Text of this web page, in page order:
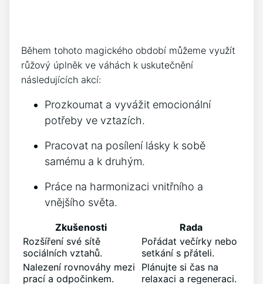
Během tohoto magického období můžeme využít
⁢růžový úplněk ve váhách k⁢ uskutečnění
následujících akcí:
Prozkoumat a vyvážit emocionální
potřeby ve vztazích.
Pracovat na posílení ​lásky⁣ k sobě
⁢samému a k ⁣druhým.
Práce na harmonizaci vnitřního a⁤
vnějšího světa.
Zkušenosti
Rada
Rozšíření své sítě‍
sociálních vztahů.
Pořádat večírky nebo‍
setkání s ⁣přáteli.
Nalezení ⁤rovnováhy mezi⁤
prací a⁤ odpočinkem.
Plánujte si ⁢čas⁢ na
relaxaci a⁤ regeneraci.